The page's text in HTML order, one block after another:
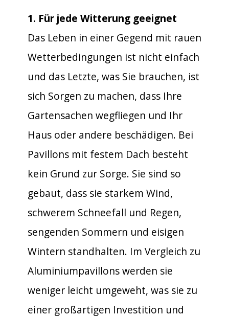
1. Für jede Witterung geeignet
Das Leben in einer Gegend mit rauen
Wetterbedingungen ist nicht einfach
und das Letzte, was Sie brauchen, ist
sich Sorgen zu machen, dass Ihre
Gartensachen wegfliegen und Ihr
Haus oder andere beschädigen. Bei
Pavillons mit festem Dach besteht
kein Grund zur Sorge. Sie sind so
gebaut, dass sie starkem Wind,
schwerem Schneefall und Regen,
sengenden Sommern und eisigen
Wintern standhalten. Im Vergleich zu
Aluminiumpavillons werden sie
weniger leicht umgeweht, was sie zu
einer großartigen Investition und